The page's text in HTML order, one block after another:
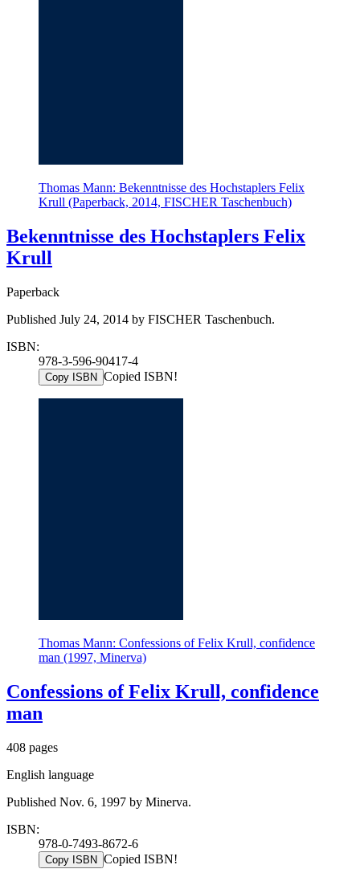
Thomas Mann: Bekenntnisse des Hochstaplers Felix
Krull (Paperback, 2014, FISCHER Taschenbuch)
Bekenntnisse des Hochstaplers Felix
Krull
Paperback
Published July 24, 2014 by FISCHER Taschenbuch.
ISBN:
978-3-596-90417-4
Copy ISBN Copied ISBN!
Thomas Mann: Confessions of Felix Krull, confidence
man (1997, Minerva)
Confessions of Felix Krull, confidence
man
408 pages
English language
Published Nov. 6, 1997 by Minerva.
ISBN:
978-0-7493-8672-6
Copy ISBN Copied ISBN!